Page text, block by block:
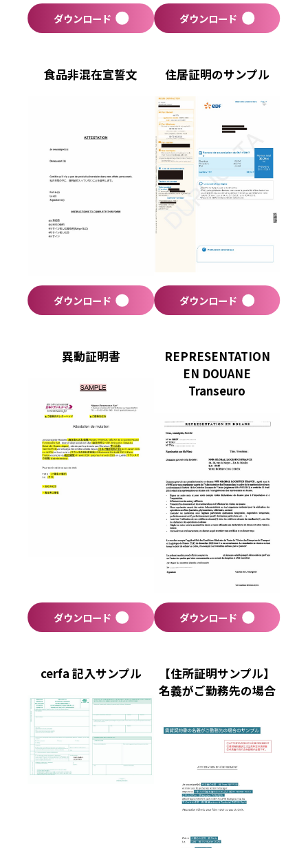
ダウンロード ダウンロード
食品非混在宣誓文
ダウンロード
住居証明のサンプル
ダウンロード
異動証明書
ダウンロード
REPRESENTATION
EN DOUANE
Transeuro
ダウンロード
cerfa 記入サンプル
【住所証明サンプル】
名義がご勤務先の場合